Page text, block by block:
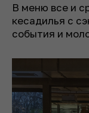
В меню все и
кесадилья с
события и